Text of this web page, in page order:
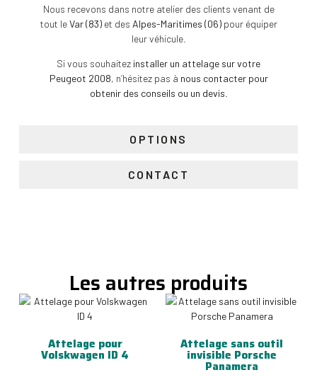
OPTIONS
CONTACT
Nous recevons dans notre atelier des clients venant de
tout leVar (83)et des Alpes-Maritimes (06)pour équiper
leur véhicule.
Si vous souhaitez installer un attelage sur votre
Peugeot 2008, n’hésitez pas à nous contacter pour
obtenir des conseils ou un devis
Les autres produits
Attelage pour
Volskwagen ID 4
Attelage sans outil
invisible Porsche
Panamera